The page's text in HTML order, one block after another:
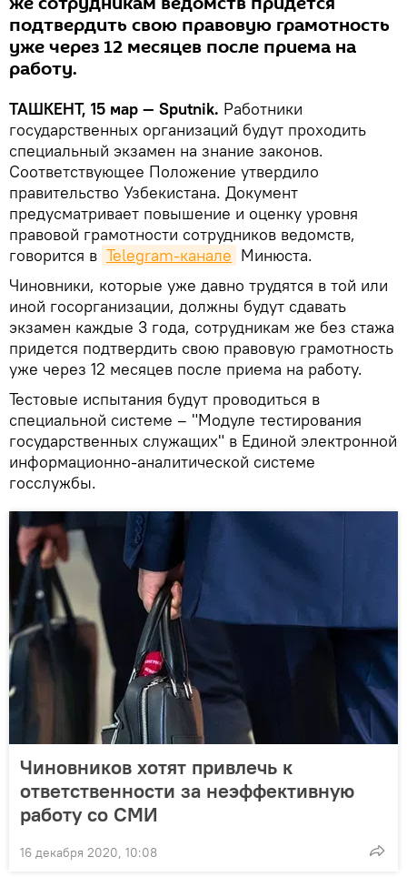
подтвердить свою правовую грамотность
уже через 12 месяцев после приема на
работу.
ТАШКЕНТ, 15 мар — Sputnik. Работники
государственных организаций будут проходить
специальный экзамен на знание законов.
Соответствующее Положение утвердило
правительство Узбекистана. Документ
предусматривает повышение и оценку уровня
правовой грамотности сотрудников ведомств,
говорится в Telegram-канале Минюста.
Чиновники, которые уже давно трудятся в той или
иной госорганизации, должны будут сдавать
экзамен каждые 3 года, сотрудникам же без стажа
придется подтвердить свою правовую грамотность
уже через 12 месяцев после приема на работу.
Тестовые испытания будут проводиться в
специальной системе – "Модуле тестирования
государственных служащих" в Единой электронной
информационно-аналитической системе
госслужбы.
Чиновников хотят привлечь к
ответственности за неэффективную
работу со СМИ
16 декабря 2020, 10:08